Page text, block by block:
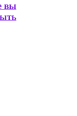
вы